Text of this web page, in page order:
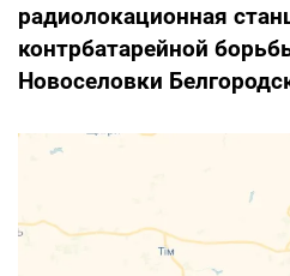
радиолокационная
контрбатарейной
Новоселовки